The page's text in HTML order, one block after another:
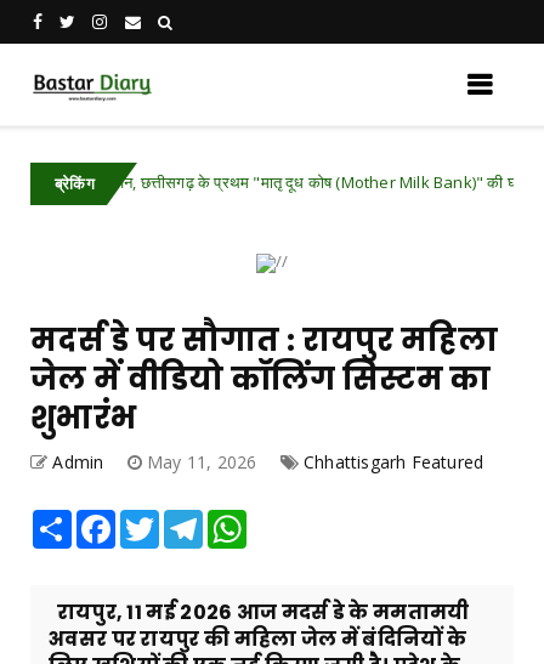
ब्रेकिंग
आयोजन, छत्तीसगढ़ के प्रथम "मातृ दूध कोष (Mother Milk Bank)" की घोषणा
मदर्स डे पर सौगात : रायपुर महिला
जेल में वीडियो कॉलिंग सिस्टम का
शुभारंभ
Admin May 11, 2026 Chhattisgarh Featured
Share Facebook
TwitterTelegram
रायपुर, 11 मई 2026 आज मदर्स डे के ममतामयी
अवसर पर रायपुर की महिला जेल में बंदिनियों के